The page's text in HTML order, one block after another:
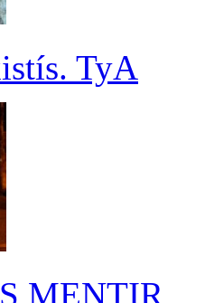
TyA
MENTIR